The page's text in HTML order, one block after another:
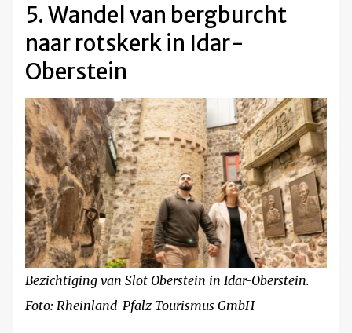
5. Wandel van bergburcht
naar rotskerk in Idar-
Oberstein
Bezichtiging van Slot Oberstein in Idar-Oberstein.
Foto: Rheinland-Pfalz Tourismus GmbH